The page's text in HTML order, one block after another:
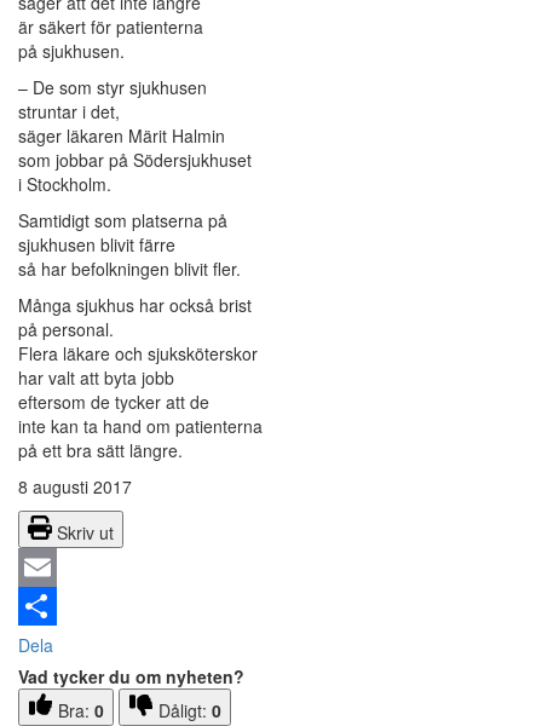
är säkert för patienterna
på sjukhusen.
– De som styr sjukhusen
struntar i det,
säger läkaren Märit Halmin
som jobbar på Södersjukhuset
i Stockholm.
Samtidigt som platserna på
sjukhusen blivit färre
så har befolkningen blivit fler.
Många sjukhus har också brist
på personal.
Flera läkare och sjuksköterskor
har valt att byta jobb
eftersom de tycker att de
inte kan ta hand om patienterna
på ett bra sätt längre.
8 augusti 2017
Skriv ut
Email
Dela
Vad tycker du om nyheten?
Bra: 0 Dåligt: 0